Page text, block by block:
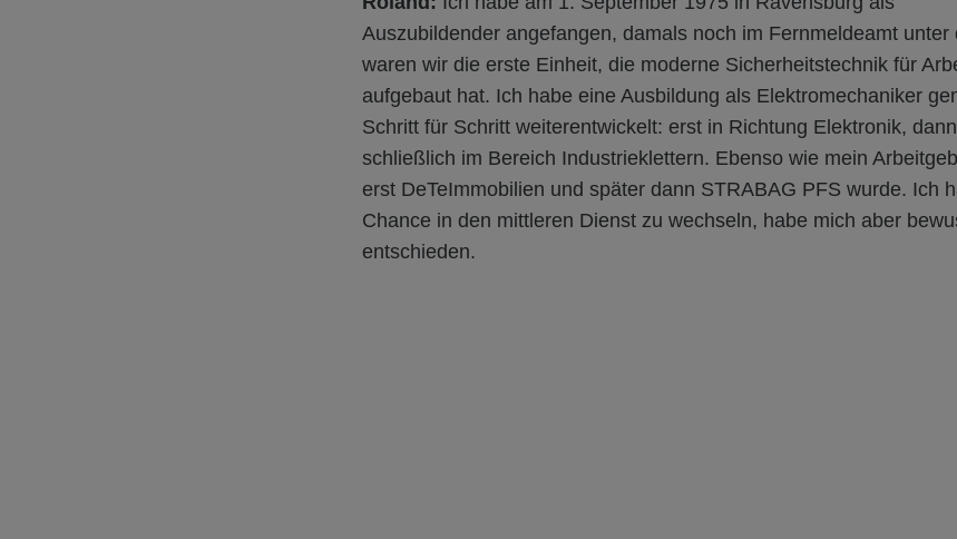
Auszubildender angefangen, damals noch im Fernmeldeamt unter
waren wir die erste Einheit, die moderne Sicherheitstechnik für
aufgebaut hat. Ich habe eine Ausbildung als Elektromechaniker
Schritt für Schritt weiterentwickelt: erst in Richtung Elektronik,
schließlich im Bereich Industrieklettern. Ebenso wie mein
erst DeTeImmobilien und später dann STRABAG PFS wurde. Ich
Chance in den mittleren Dienst zu wechseln, habe mich aber
entschieden.